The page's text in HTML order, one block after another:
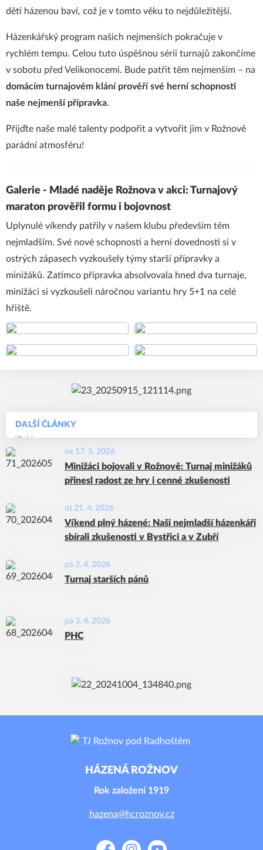
DALŠÍ ČLÁNKY
ne 17. 5. 2026
Minižáci bojovali v Rožnově: Turnaj minižáků
přinesl radost ze hry i cenné zkušenosti
út 21. 4. 2026
Víkend plný házené: Naši nejmladší házenkáři
sbírali zkušenosti v Bystřici a v Zubří
pá 3. 4. 2026
Turnaj starších pánů
pá 3. 4. 2026
PHC
děti házenou baví, což je v tomto věku to nejdůležitější.
Házenkářský program našich nejmenších pokračuje v
rychlém tempu. Celou tuto úspěšnou sérii turnajů zakončíme
v sobotu před Velikonocemi. Bude patřit těm nejmenším – na
domácím turnajovém klání prověří své herní schopnosti
naše nejmenší přípravka.
Přijďte naše malé talenty podpořit a vytvořit jim v Rožnově
parádní atmosféru!
Galerie - Mladé naděje Rožnova v akci: Turnajový
maraton prověřil formu i bojovnost
Uplynulé víkendy patřily v našem klubu především těm
nejmladším. Své nové schopnosti a herní dovednosti si v
ostrých zápasech vyzkoušely týmy starší přípravky a
minižáků. Zatímco přípravka absolvovala hned dva turnaje,
minižáci si vyzkoušeli náročnou variantu hry 5+1 na celé
hřiště.
HÁZENÁ ROŽNOV
Rok založení 1919
hazena@hcroznov.cz